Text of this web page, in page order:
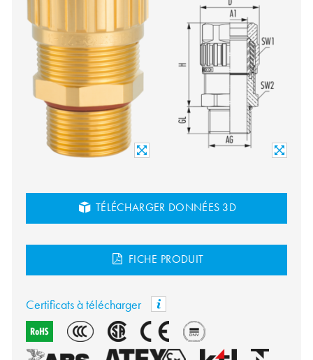
TÉLÉCHARGER DONNÉES 3D
FICHE PRODUIT
Certificats à télécharger